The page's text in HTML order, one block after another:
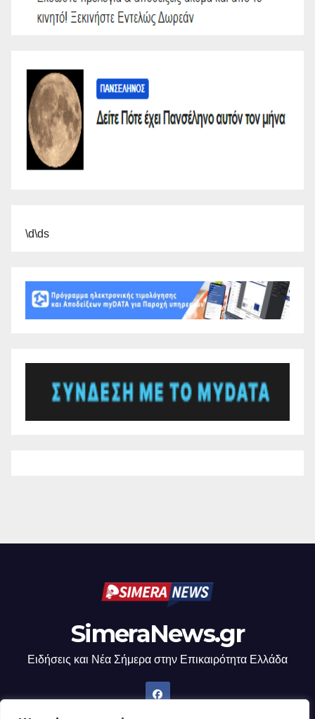
\d\ds
SimeraNews.gr
Ειδήσεις και Νέα Σήμερα στην Επικαιρότητα Ελλάδα